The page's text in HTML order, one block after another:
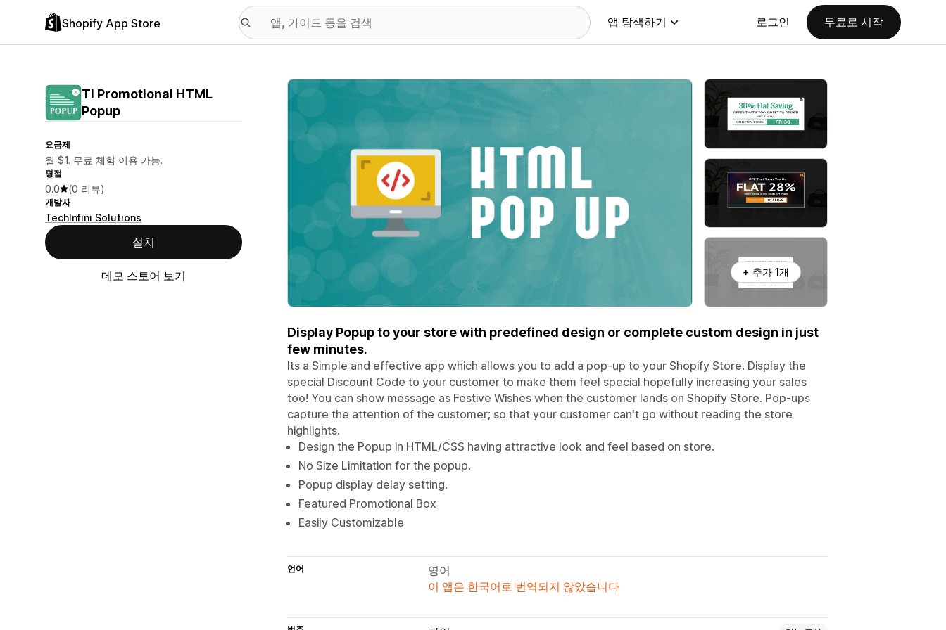
Shopify App Store 앱 탐색하기 로그인 무료로 시작
TI Promotional HTML
Popup
요금제
월 $1. 무료 체험 이용 가능.
평점
0.0 (0 리뷰)
개발자
TechInfini Solutions
설치
데모 스토어 보기
추천 이미지 갤러리
+ 추가 1개
Display Popup to your store with predefined design or complete custom design in just
few minutes.
Its a Simple and effective app which allows you to add a pop-up to your Shopify Store. Display the
special Discount Code to your customer to make them feel special hopefully increasing your sales
too! You can show message as Festive Wishes when the customer lands on Shopify Store. Pop-ups
capture the attention of the customer; so that your customer can't go without reading the store
highlights.
Design the Popup in HTML/CSS having attractive look and feel based on store.
No Size Limitation for the popup.
Popup display delay setting.
Featured Promotional Box
Easily Customizable
언어
영어
이 앱은 한국어로 번역되지 않았습니다